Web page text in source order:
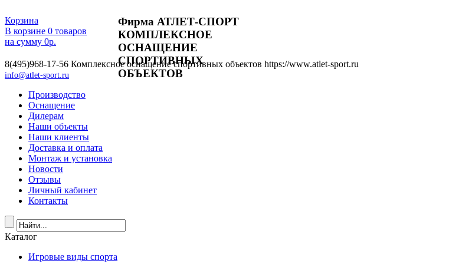
Фирма АТЛЕТ-СПОРТ
КОМПЛЕКСНОЕ
ОСНАЩЕНИЕ
СПОРТИВНЫХ
ОБЪЕКТОВ
Корзина
В корзине 0 товаров
на сумму 0р.
8(495)968-17-56 Комплексное оснащение спортивных объектов https://www.atlet-sport.ru
info@atlet-sport.ru
Производство
Оснащение
Дилерам
Наши объекты
Наши клиенты
Доставка и оплата
Монтаж и установка
Новости
Отзывы
Личный кабинет
Контакты
Каталог
Игровые виды спорта